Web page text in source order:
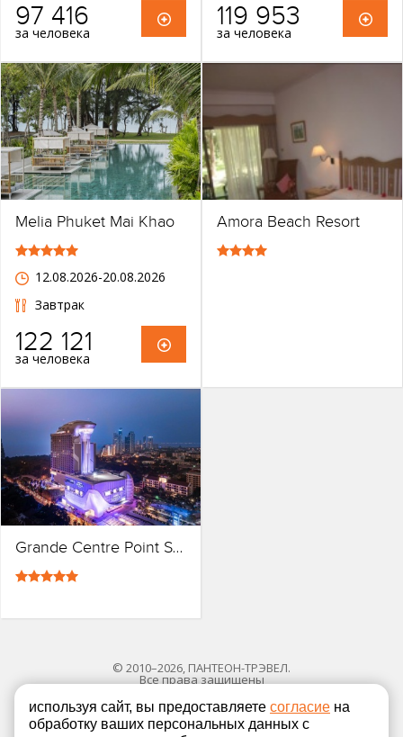
97 416
за человека
119 953
за человека
Melia Phuket Mai Khao
12.08.2026-20.08.2026
Завтрак
122 121
за человека
Amora Beach Resort
Grande Centre Point Space Pattaya
© 2010–2026, ПАНТЕОН-ТРЭВЕЛ.
Все права защищены
используя сайт, вы предоставляете согласие на
обработку ваших персональных данных с